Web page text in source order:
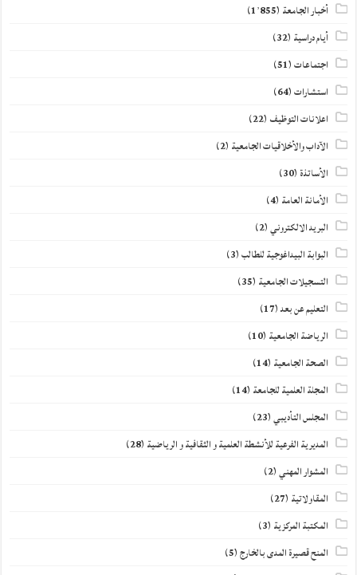
أخبار الجامعة (1٬855)
أيام دراسية (32)
اجتماعات(51)
استشارات(64)
اعلانات التوظيف (22)
الآداب والأخلاقيات الجامعية (2)
الأساتذة(30)
الأمانة العامة (4)
البريد الالكتروني(2)
البوابة البيداغوجية للطالب(3)
التسجيلات الجامعية (35)
التعليم عن بعد(17)
الرياضة الجامعية (10)
الصحة الجامعية (14)
المجلة العلمية للجامعة (14)
المجلس التأديبي(23)
المديرية الفرعية للأنشطة العلمية و الثقافية و الرياضية (28)
المشوار المهني(2)
المقاولاتية (27)
المكتبة المركزية (3)
المنح قصيرة المدى بالخارج(5)